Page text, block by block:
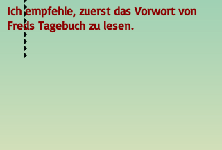
Ich empfehle, zuerst das Vorwort von
Freds Tagebuch zu lesen.